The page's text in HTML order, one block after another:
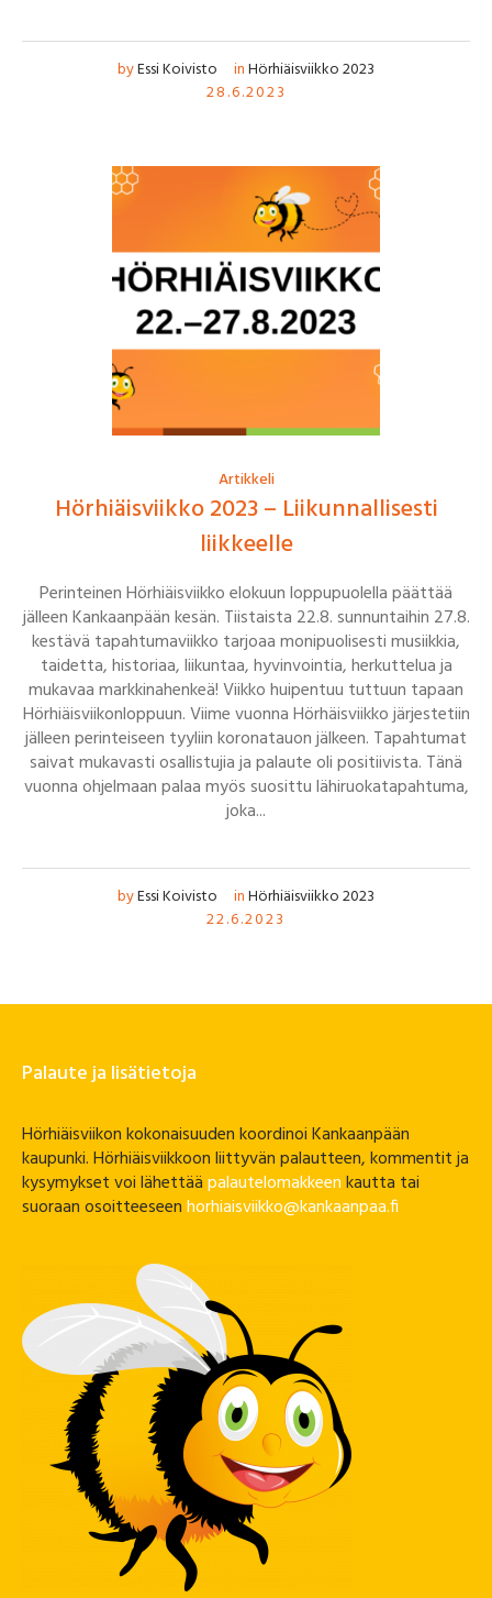
byEssi Koivisto inHörhiäisviikko 2023
28.6.2023
Artikkeli
Hörhiäisviikko 2023 – Liikunnallisesti
liikkeelle
Perinteinen Hörhiäisviikko elokuun loppupuolella päättää
jälleen Kankaanpään kesän. Tiistaista 22.8. sunnuntaihin 27.8.
kestävä tapahtumaviikko tarjoaa monipuolisesti musiikkia,
taidetta, historiaa, liikuntaa, hyvinvointia, herkuttelua ja
mukavaa markkinahenkeä! Viikko huipentuu tuttuun tapaan
Hörhiäisviikonloppuun. Viime vuonna Hörhäisviikko järjestetiin
jälleen perinteiseen tyyliin koronatauon jälkeen. Tapahtumat
saivat mukavasti osallistujia ja palaute oli positiivista. Tänä
vuonna ohjelmaan palaa myös suosittu lähiruokatapahtuma,
joka...
byEssi Koivisto inHörhiäisviikko 2023
22.6.2023
Palaute ja lisätietoja
Hörhiäisviikon kokonaisuuden koordinoi Kankaanpään
kaupunki. Hörhiäisviikkoon liittyvän palautteen, kommentit ja
kysymykset voi lähettääpalautelomakkeenkautta tai
suoraan osoitteeseenhorhiaisviikko@kankaanpaa.fi